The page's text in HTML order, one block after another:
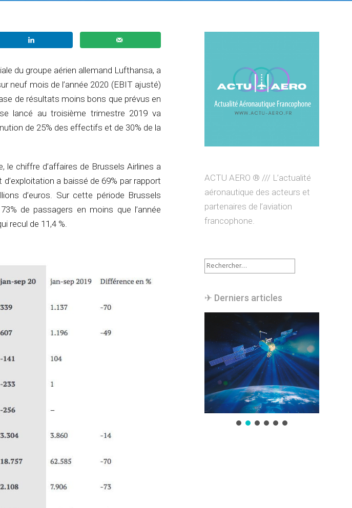
du groupe aérien allemand Lufthansa, a
neuf mois de l’année 2020 (EBIT ajusté)
de résultats moins bons que prévus en
lancé au troisième trimestre 2019 va
de 25% des effectifs et de 30% de la
le chiffre d’affaires de Brussels Airlines a
a baissé de 69% par rapport
d’euros. Sur cette période Brussels
de passagers en moins que l’année
recul de 11,4 %.
ACTU AERO ® /// L’actualité
aéronautique des acteurs et
partenaires de l’aviation
francophone.
Rechercher :
✈︎ Derniers articles